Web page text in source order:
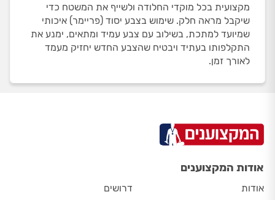
מקצועית בכל מוקדי החלודה ולשייף את המשטח כדי
שיקבל מראה חלק. שימוש בצבע יסוד (פריימר) איכותי
שמיועד למתכת, בשילוב עם צבע עמיד ומתאים, ימנע את
התקלפותו בעתיד ויבטיח שהצבע החדש יחזיק מעמד
לאורך זמן.
אודות המקצוענים
אודות
דרושים